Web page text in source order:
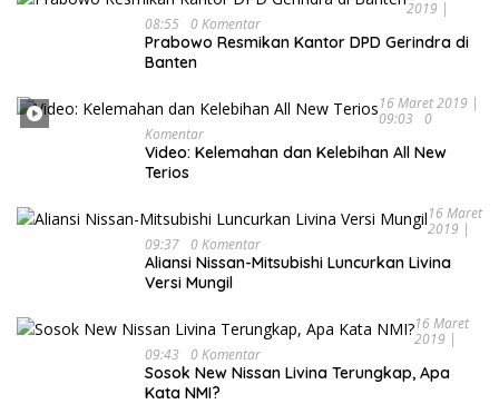
2019 |
08:55 0 Komentar
Prabowo Resmikan Kantor DPD Gerindra di
Banten
16 Maret 2019 |
09:03
0
Komentar
Video: Kelemahan dan Kelebihan All New
Terios
16 Maret
2019 |
09:37 0 Komentar
Aliansi Nissan-Mitsubishi Luncurkan Livina
Versi Mungil
16 Maret
2019 |
09:43
0 Komentar
Sosok New Nissan Livina Terungkap, Apa
Kata NMI?